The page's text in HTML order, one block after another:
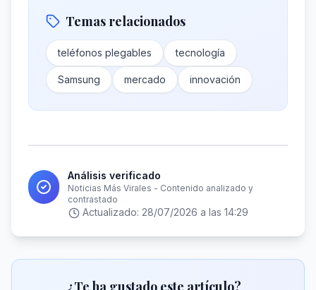
Temas relacionados
teléfonos plegables tecnología
Samsung mercado innovación
Análisis verificado
Noticias Más Virales - Contenido analizado y
contrastado
Actualizado: 28/07/2026 a las 14:29
¿Te ha gustado este artículo?